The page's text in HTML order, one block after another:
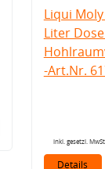
Liqui
Liter
-Art.Nr.
inkl. gesetzl.
Details